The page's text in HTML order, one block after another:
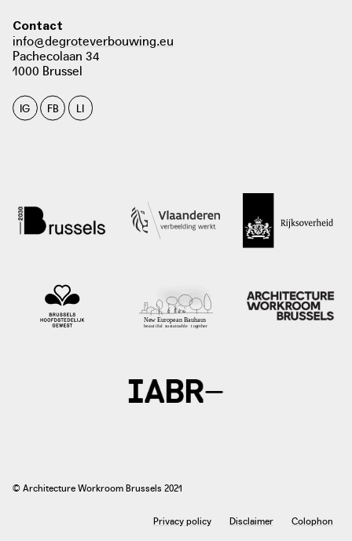
Contact
info@degroteverbouwing.eu
Pachecolaan 34
1000 Brussel
IG FB LI
© Architecture Workroom Brussels 2021
Privacy policy Disclaimer Colophon